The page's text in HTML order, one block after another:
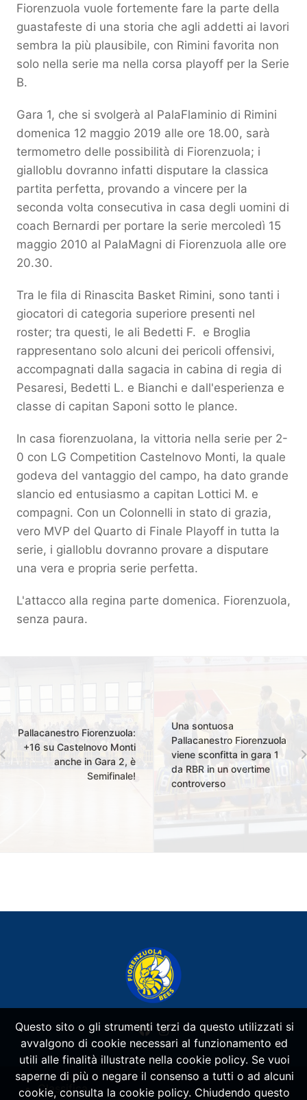
Fiorenzuola vuole fortemente fare la parte della
guastafeste di una storia che agli addetti ai lavori
sembra la più plausibile, con Rimini favorita non
solo nella serie ma nella corsa playoff per la Serie
B.
Gara 1, che si svolgerà al PalaFlaminio di Rimini
domenica 12 maggio 2019 alle ore 18.00, sarà
termometro delle possibilità di Fiorenzuola; i
gialloblu dovranno infatti disputare la classica
partita perfetta, provando a vincere per la
seconda volta consecutiva in casa degli uomini di
coach Bernardi per portare la serie mercoledì 15
maggio 2010 al PalaMagni di Fiorenzuola alle ore
20.30.
Tra le fila di Rinascita Basket Rimini, sono tanti i
giocatori di categoria superiore presenti nel
roster; tra questi, le ali Bedetti F. e Broglia
rappresentano solo alcuni dei pericoli offensivi,
accompagnati dalla sagacia in cabina di regia di
Pesaresi, Bedetti L. e Bianchi e dall'esperienza e
classe di capitan Saponi sotto le plance.
In casa fiorenzuolana, la vittoria nella serie per 2-
0 con LG Competition Castelnovo Monti, la quale
godeva del vantaggio del campo, ha dato grande
slancio ed entusiasmo a capitan Lottici M. e
compagni. Con un Colonnelli in stato di grazia,
vero MVP del Quarto di Finale Playoff in tutta la
serie, i gialloblu dovranno provare a disputare
una vera e propria serie perfetta.
L'attacco alla regina parte domenica. Fiorenzuola,
senza paura.
Pallacanestro Fiorenzuola:
+16 su Castelnovo Monti
anche in Gara 2, è
Semifinale!
Una sontuosa
Pallacanestro Fiorenzuola
viene sconfitta in gara 1
da RBR in un overtime
controverso
Classifica
Questo sito o gli strumenti terzi da questo utilizzati si
avvalgono di cookie necessari al funzionamento ed
utili alle finalità illustrate nella cookie policy. Se vuoi
saperne di più o negare il consenso a tutti o ad alcuni
cookie, consulta la cookie policy. Chiudendo questo